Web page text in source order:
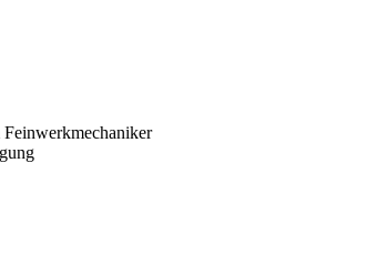
Feinwerkmechaniker